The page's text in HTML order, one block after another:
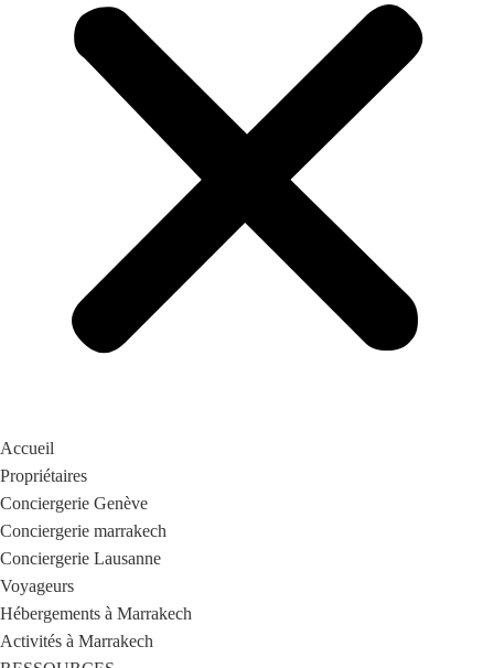
Accueil
Propriétaires
Conciergerie Genève
Conciergerie marrakech
Conciergerie Lausanne
Voyageurs
Hébergements à Marrakech
Activités à Marrakech